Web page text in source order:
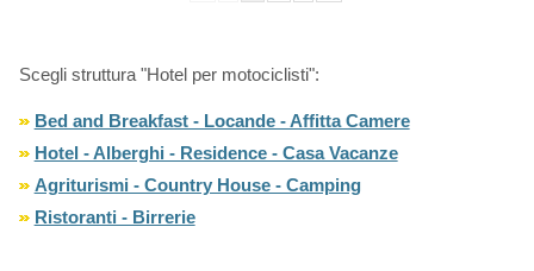
Scegli struttura "Hotel per motociclisti":
Bed and Breakfast - Locande - Affitta Camere
Hotel - Alberghi - Residence - Casa Vacanze
Agriturismi - Country House - Camping
Ristoranti - Birrerie